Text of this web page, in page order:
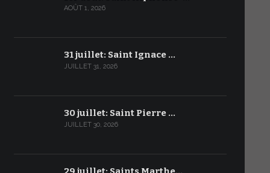
AOÛT 1, 2026
31 juillet: Saint Ignace …
JUILLET 31, 2026
30 juillet: Saint Pierre …
JUILLET 30, 2026